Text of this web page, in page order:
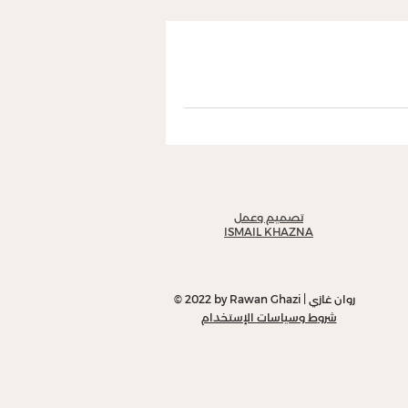
تصميم وعمل
ISMAIL KHAZNA
© 2022 by Rawan Ghazi | روان غازي
شروط وسياسات الإستخدام